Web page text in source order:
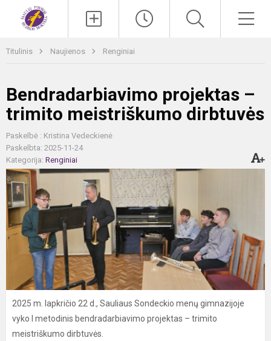
Titulinis Naujienos Renginiai
Bendradarbiavimo projektas –
trimito meistriškumo dirbtuvės
Paskelbė : Kristina Vedeckienė
Paskelbta: 2025-11-24
Kategorija: Renginiai
2025 m. lapkričio 22 d., Sauliaus Sondeckio menų gimnazijoje
vyko I metodinis bendradarbiavimo projektas – trimito
meistriškumo dirbtuvės.